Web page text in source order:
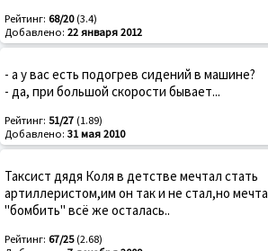
Рейтинг: 68/20(3.4)
Добавлено: 22 января 2012
- а у вас есть подогрев сидений в машине?
- да, при большой скорости бывает...
Рейтинг: 51/27 (1.89)
Добавлено: 31 мая 2010
Таксист дядя Коля в детстве мечтал стать
артиллеристом,им он так и не стал,но мечта
"бомбить" всё же осталась..
Рейтинг: 67/25(2.68)